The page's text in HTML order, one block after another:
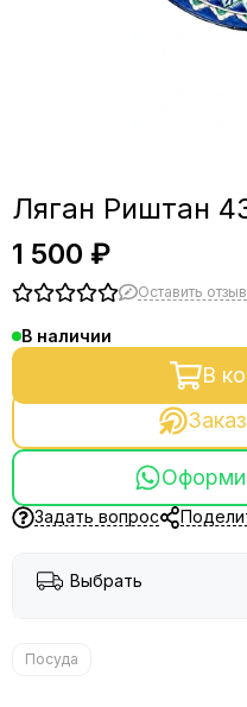
Ляган Риштан
1 500 ₽
Оставить отзыв
В наличии
В
Задать вопрос
Выбрать
Посуда